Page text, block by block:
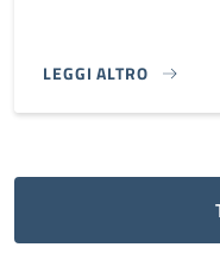
LEGGI ALTRO
}